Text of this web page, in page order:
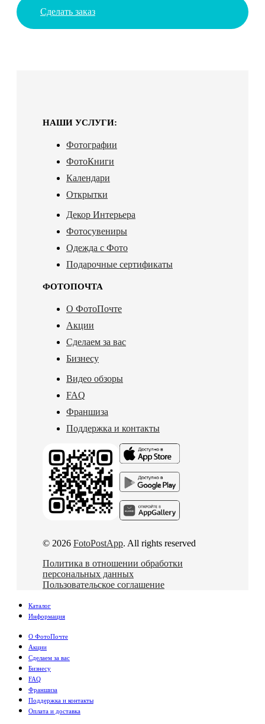
Сделать заказ
НАШИ УСЛУГИ:
Фотографии
ФотоКниги
Календари
Открытки
Декор Интерьера
Фотосувениры
Одежда с Фото
Подарочные сертификаты
ФОТОПОЧТА
О ФотоПочте
Акции
Сделаем за вас
Бизнесу
Видео обзоры
FAQ
Франшиза
Поддержка и контакты
© 2026 FotoPostApp. All rights reserved
Политика в отношении обработки
персональных данных
Пользовательское соглашение
Каталог
Информация
О ФотоПочте
Акции
Сделаем за вас
Бизнесу
FAQ
Франшиза
Поддержка и контакты
Оплата и доставка